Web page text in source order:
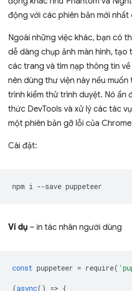
động với các phiên bản mới nhất
Ngoài những việc khác, bạn có
dễ dàng chụp ảnh màn hình, tạo
các trang và tìm nạp thông tin
nên dùng thư viện này nếu
trình kiểm thử trình duyệt. Nó ẩn
thức DevTools và xử lý các tác
một phiên bản gỡ lỗi của
Cài đặt:
npm i --save
Ví dụ – in tác nhân người dùng
const puppeteer = require(
(async() => {